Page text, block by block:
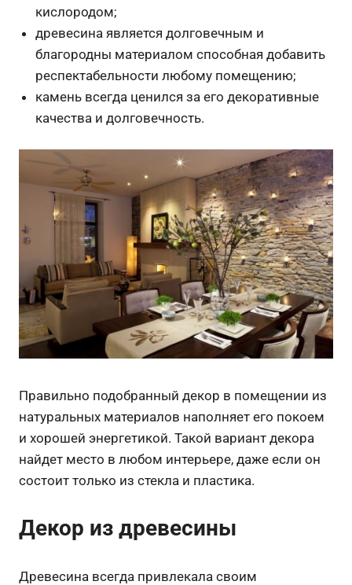
кислородом;
древесина является долговечным и
благородны материалом способная добавить
респектабельности любому помещению;
камень всегда ценился за его декоративные
качества и долговечность.
Правильно подобранный декор в помещении из
натуральных материалов наполняет его покоем
и хорошей энергетикой. Такой вариант декора
найдет место в любом интерьере, даже если он
состоит только из стекла и пластика.
Декор из древесины
Древесина всегда привлекала своим